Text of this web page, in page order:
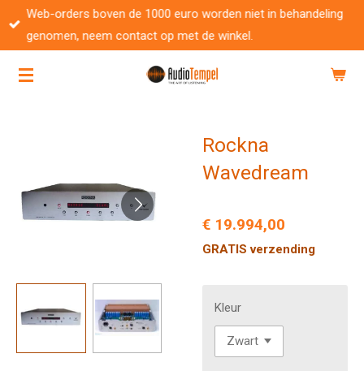
Ga
direct
de
Web-orders boven de 1000 euro worden niet in behandeling
genomen, neem contact op met de winkel.
Rockna
Wavedream
€ 19.994,00
GRATIS verzending
Kleur